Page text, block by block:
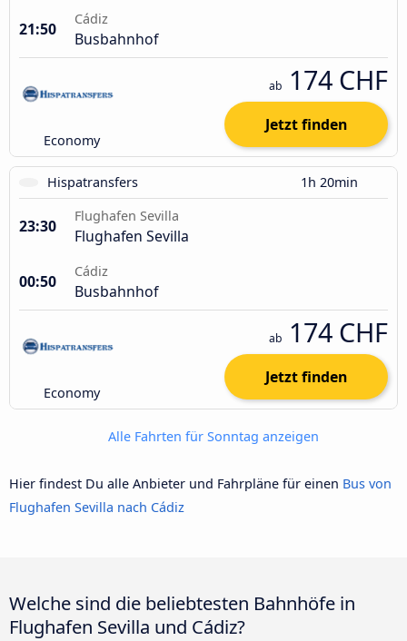
21:50
Cádiz
Busbahnhof
Economy
ab 174 CHF
Jetzt finden
Hispatransfers 1h 20min
23:30
Flughafen Sevilla
Flughafen Sevilla
00:50
Cádiz
Busbahnhof
Economy
ab 174 CHF
Jetzt finden
Alle Fahrten für Sonntag anzeigen
Hier findest Du alle Anbieter und Fahrpläne für einen Bus von
Flughafen Sevilla nach Cádiz
Welche sind die beliebtesten Bahnhöfe in
Flughafen Sevilla und Cádiz?